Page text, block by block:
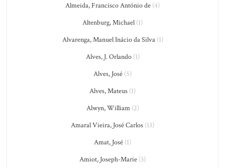
Almeida, Francisco António de (4)
Altenburg, Michael (1)
Alvarenga, Manuel Inácio da Silva(1)
Alves, J. Orlando(1)
Alves, José (5)
Alves, Mateus (1)
Alwyn, William(2)
Amaral Vieira, José Carlos (13)
Amat, José (1)
Amiot, Joseph-Marie (3)